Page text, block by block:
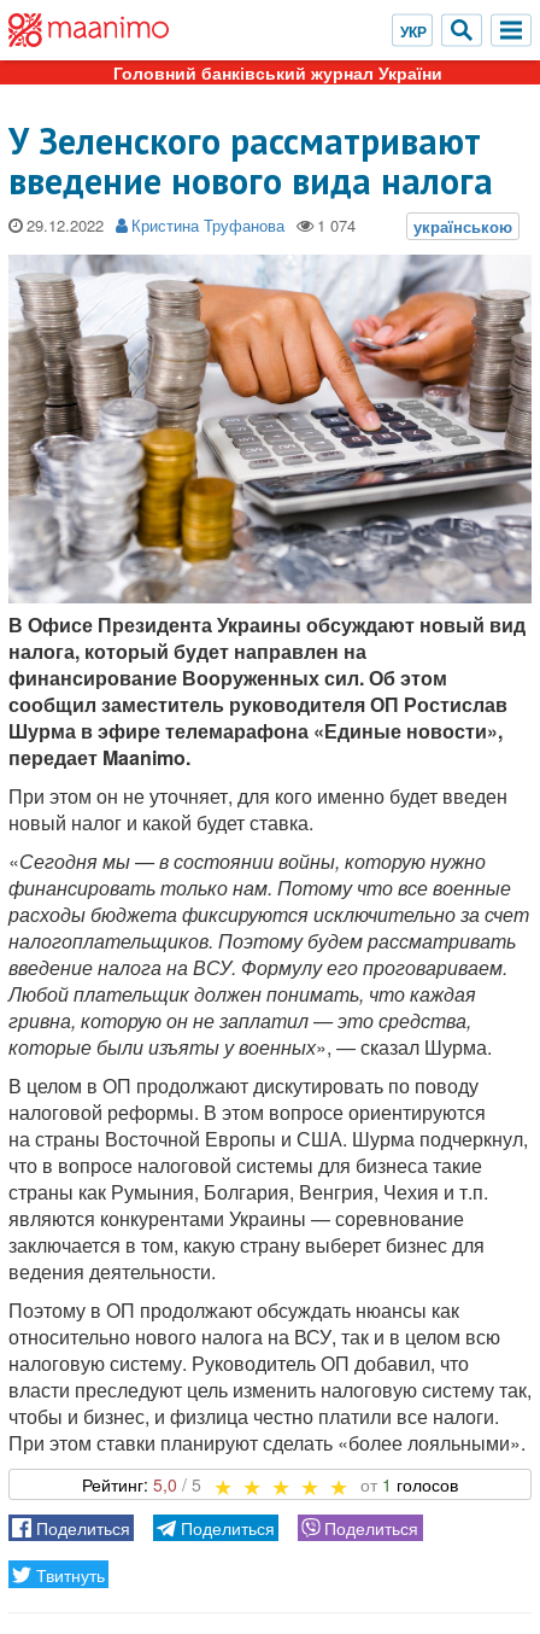
Головний банківський журнал України
У Зеленского рассматривают
введение нового вида налога
29.12.2022 Кристина Труфанова
В Офисе Президента Украины обсуждают новый вид
налога, который будет направлен на
финансирование Вооруженных сил. Об этом
сообщил заместитель руководителя ОП Ростислав
Шурма в эфире телемарафона «Единые новости»,
передает Maanimo.
При этом он не уточняет, для кого именно будет введен
новый налог и какой будет ставка.
«Сегодня мы — в состоянии войны, которую нужно
финансировать только нам. Потому что все военные
расходы бюджета фиксируются исключительно за счет
налогоплательщиков. Поэтому будем рассматривать
введение налога на ВСУ. Формулу его проговариваем.
Любой плательщик должен понимать, что каждая
гривна, которую он не заплатил — это средства,
которые были изъяты у военных», — сказал Шурма.
В целом в ОП продолжают дискутировать по поводу
налоговой реформы. В этом вопросе ориентируются
на страны Восточной Европы и США. Шурма подчеркнул,
что в вопросе налоговой системы для бизнеса такие
страны как Румыния, Болгария, Венгрия, Чехия и т.п.
являются конкурентами Украины — соревнование
заключается в том, какую страну выберет бизнес для
ведения деятельности.
Поэтому в ОП продолжают обсуждать нюансы как
относительно нового налога на ВСУ, так и в целом всю
налоговую систему. Руководитель ОП добавил, что
власти преследуют цель изменить налоговую систему так,
чтобы и бизнес, и физлица честно платили все налоги.
При этом ставки планируют сделать «более лояльными».
5,0 1